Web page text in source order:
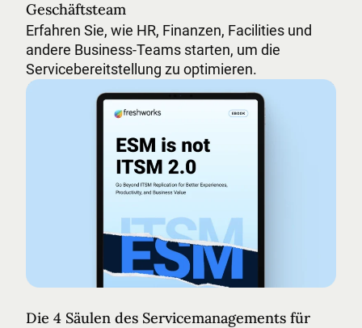
Geschäftsteam
Erfahren Sie, wie HR, Finanzen, Facilities und
andere Business-Teams starten, um die
Servicebereitstellung zu optimieren.
Die 4 Säulen des Servicemanagements für
Die 4 Säulen des Servicemanagements für